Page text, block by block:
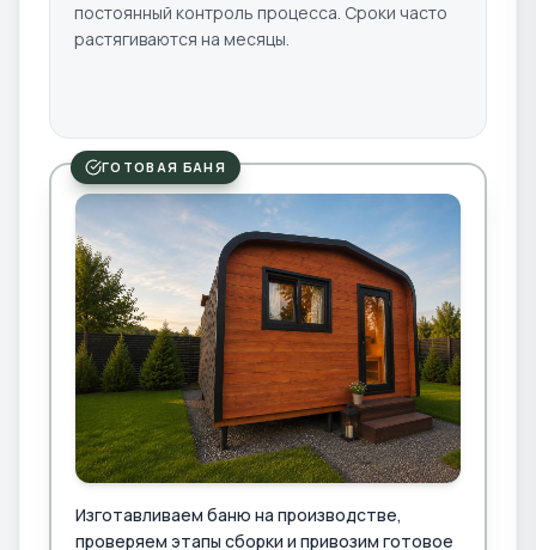
постоянный контроль процесса. Сроки часто
растягиваются на месяцы.
ГОТОВАЯ БАНЯ
Изготавливаем баню на производстве,
проверяем этапы сборки и привозим готовое